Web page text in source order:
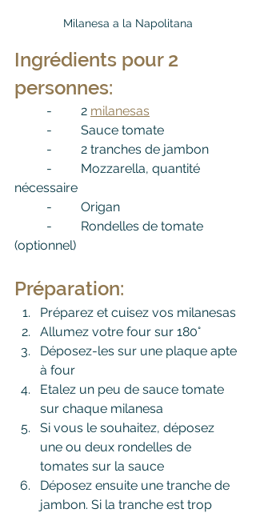
Milanesa a la Napolitana
Ingrédients pour 2
personnes:
	-         2
milanesas
	-         Sauce tomate
	-         2 tranches de jambon
nécessaire
	-         Origan
(optionnel)
Préparation:
Préparez et cuisez vos milanesas
Allumez votre four sur 180°
Déposez-les sur une plaque apte
à four
Etalez un peu de sauce tomate
sur chaque milanesa
Si vous le souhaitez, déposez
une ou deux rondelles de
tomates sur la sauce
Déposez ensuite une tranche de
jambon. Si la tranche est trop